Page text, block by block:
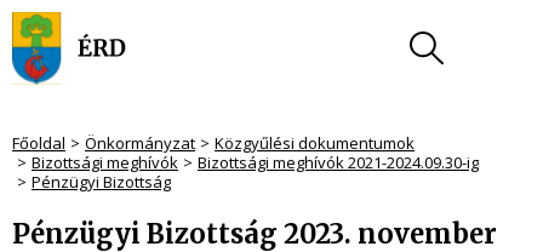
Főoldal Önkormányzat
Közgyűlési dokumentumok
Bizottsági meghívók
Bizottsági meghívók 2021-2024.09.30-ig
Pénzügyi Bizottság
Pénzügyi Bizottság 2023. november